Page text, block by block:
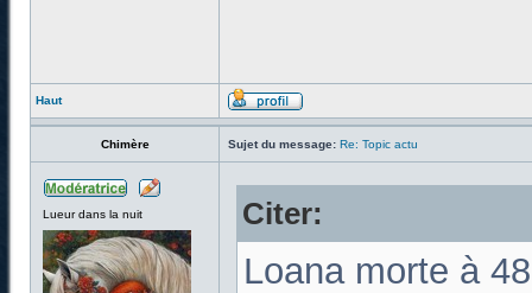
Haut
Chimère Sujet du message: Re: Topic actu
Lueur dans la nuit Citer:
Loana morte à